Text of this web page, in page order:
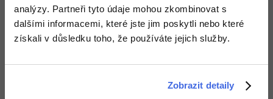
analýzy. Partneři tyto údaje mohou zkombinovat s
dalšími informacemi, které jste jim poskytli nebo které
získali v důsledku toho, že používáte jejich služby.
Zobrazit detaily
Blender -80%
Požadovaný článek má následující obsah: